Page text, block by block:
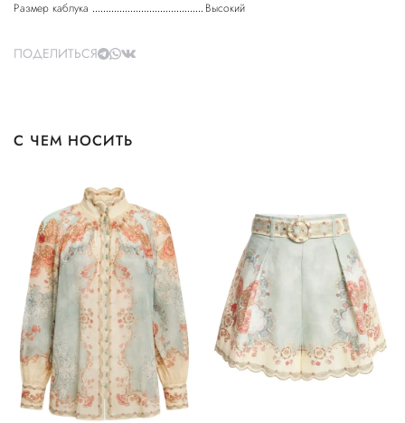
Размер каблука
Высокий
ПОДЕЛИТЬСЯ
С ЧЕМ НОСИТЬ